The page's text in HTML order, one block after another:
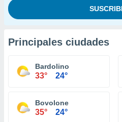
Principales ciudades
Bardolino
33° 24°
Bovolone
35° 24°